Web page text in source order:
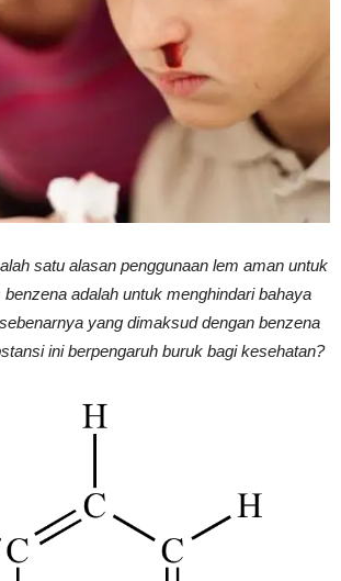
satu alasan penggunaan lem aman untuk
adalah untuk menghindari bahaya
yang dimaksud dengan benzena
ini berpengaruh buruk bagi kesehatan?